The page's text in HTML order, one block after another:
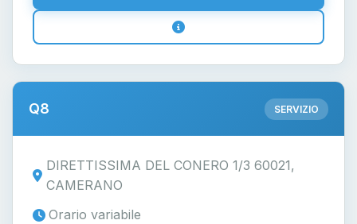
Q8 SERVIZIO
DIRETTISSIMA DEL CONERO 1/3 60021,
CAMERANO
Orario variabile